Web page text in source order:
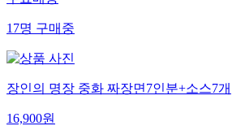
17명구매중
장인의 명장 중화 짜장면7인분+소스7개
16,900원